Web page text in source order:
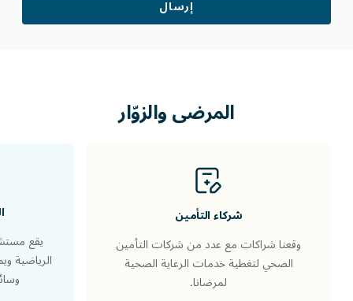
المرضى والزوّار
شركاء التأمين
وقعنا شراكات مع عدد من شركات التأمين
الصحي لتغطية خدمات الرعاية الصحية
لمرضانا.
يقع
الرياضية